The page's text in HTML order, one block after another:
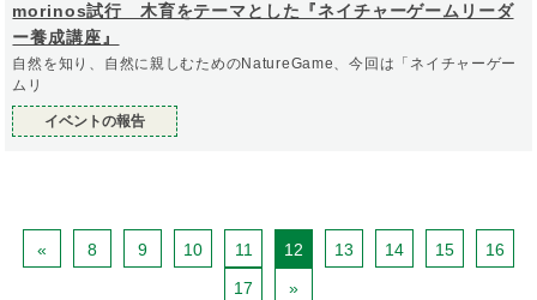
morinos試行 木育をテーマとした『ネイチャーゲームリーダ
ー養成講座』
自然を知り、自然に親しむためのNatureGame、今回は「ネイチャーゲー
ムリ
イベントの報告
« 8 9 10 11 12 13 14 15
16
17
»